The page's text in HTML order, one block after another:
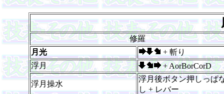
修羅
月光
+ 斬り
浮月
+ AorBorCorD
浮月操水
浮月後ボタン押しっぱ
し + レバー